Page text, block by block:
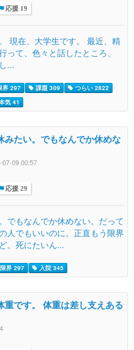
応援 19
現在、大学生です。 最近、精
て、色々と話したところ、
...
界 297 課題 309
つらい 2822
気 41
みたい。でもなんでか休めな
07-09 00:57
応援 29
でもなんでか休めない。だって
人でもいいのに。正直もう限界
。死にたいん...
界 297 入院 345
です。 体重は差し支えある